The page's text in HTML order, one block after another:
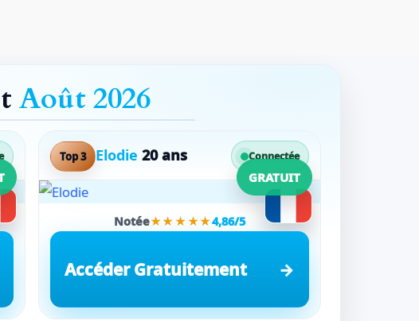
Août 2026
Top 3 Elodie 20 ans Connectée
GRATUIT
Notée★★★★★4,86/5
Accéder Gratuitement